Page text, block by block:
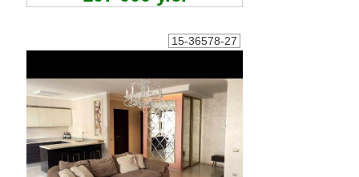
15-36578-27